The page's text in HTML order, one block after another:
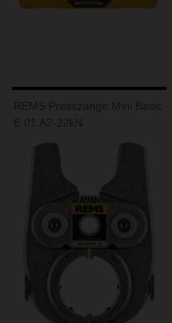
REMS Presszange Mini Basic
E 01 A2-22kN